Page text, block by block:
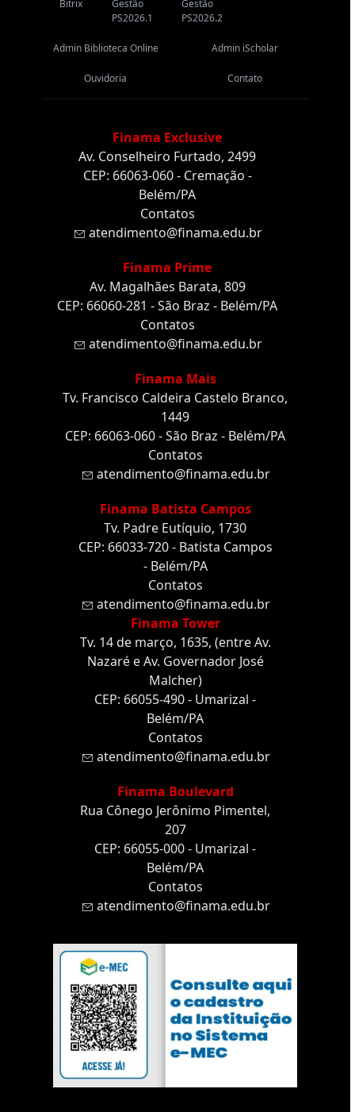
Bitrix
Gestão
PS2026.1
Gestão
PS2026.2
Admin Biblioteca Online Admin iScholar
Ouvidoria Contato
Finama Exclusive
Av. Conselheiro Furtado, 2499
CEP: 66063-060 - Cremação -
Belém/PA
Contatos
atendimento@finama.edu.br
Finama Prime
Av. Magalhães Barata, 809
CEP: 66060-281 - São Braz - Belém/PA
Contatos
atendimento@finama.edu.br
Finama Mais
Tv. Francisco Caldeira Castelo Branco,
1449
CEP: 66063-060 - São Braz - Belém/PA
Contatos
atendimento@finama.edu.br
Finama Batista Campos
Tv. Padre Eutíquio, 1730
CEP: 66033-720 - Batista Campos
- Belém/PA
Contatos
atendimento@finama.edu.br
Finama Tower
Tv. 14 de março, 1635, (entre Av.
Nazaré e Av. Governador José
Malcher)
CEP: 66055-490 - Umarizal -
Belém/PA
Contatos
atendimento@finama.edu.br
Finama Boulevard
Rua Cônego Jerônimo Pimentel,
207
CEP: 66055-000 - Umarizal -
Belém/PA
Contatos
atendimento@finama.edu.br